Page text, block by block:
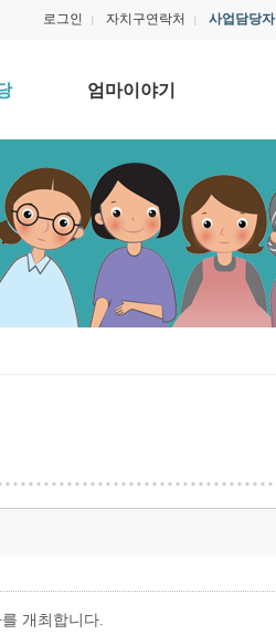
로그인 자치구연락처 사업담당자
엄마이야기
개최합니다.